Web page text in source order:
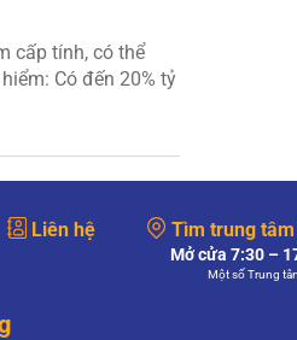
cấp tính, có thể
Có đến 20% tỷ
Liên hệ Tìm trung tâm
Mở cửa 7:30 –
Một số Trung